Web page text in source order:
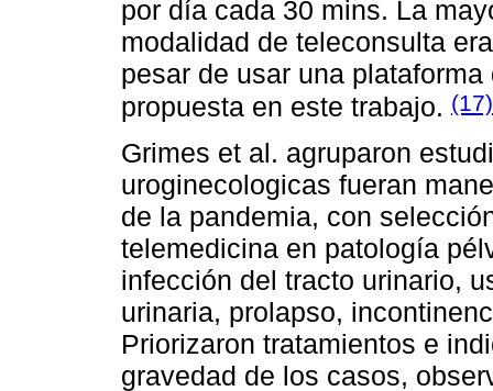
por día cada 30 mins. La
modalidad de teleconsulta
pesar de usar una
propuesta en este trabajo. (17)
Grimes et al. agruparon
uroginecologicas fueran
de la pandemia, con
telemedicina en patología
infección del tracto urinario,
urinaria, prolapso,
Priorizaron tratamientos e
gravedad de los casos,